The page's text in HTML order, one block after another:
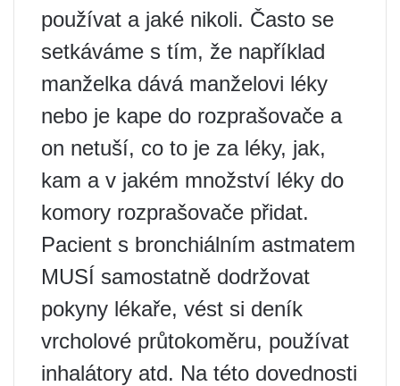
používat a jaké nikoli. Často se
setkáváme s tím, že například
manželka dává manželovi léky
nebo je kape do rozprašovače a
on netuší, co to je za léky, jak,
kam a v jakém množství léky do
komory rozprašovače přidat.
Pacient s bronchiálním astmatem
MUSÍ samostatně dodržovat
pokyny lékaře, vést si deník
vrcholové průtokoměru, používat
inhalátory atd. Na této dovednosti